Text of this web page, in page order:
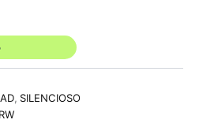
, SILENCIOSO